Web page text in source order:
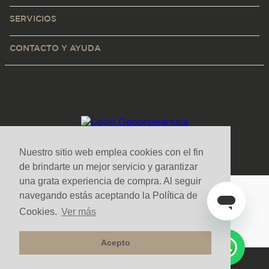
Nuestro sitio web emplea cookies con el fin
de brindarte un mejor servicio y garantizar
una grata experiencia de compra. Al seguir
navegando estás aceptando la Política de
Cookies. Ver más
Acepto
SERVICIOS
CONTACTO Y AYUDA
Medios de pago y sitio seguro
Todos los derechos reservados. Copyright © Decorceramica 2025